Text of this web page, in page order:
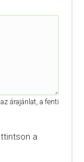
árajánlat, a fenti
a